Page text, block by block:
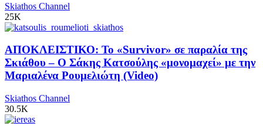
Skiathos Channel
25K
ΑΠΟΚΛΕΙΣΤΙΚΟ: Το «Survivor» σε παραλία της
Σκιάθου – Ο Σάκης Κατσούλης «μονομαχεί» με την
Μαριαλένα Ρουμελιώτη (Video)
Skiathos Channel
30.5K